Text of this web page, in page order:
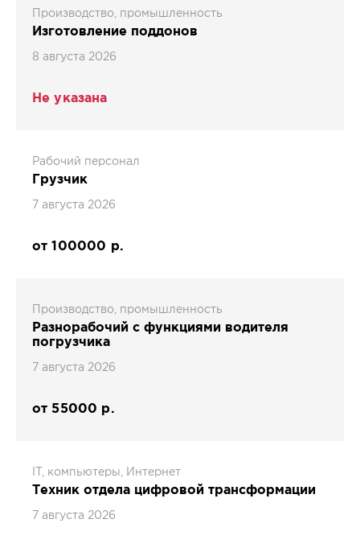
Производство, промышленность
Изготовление поддонов
8 августа 2026
Не указана
Рабочий персонал
Грузчик
7 августа 2026
от 100000 р.
Производство, промышленность
Разнорабочий с функциями водителя
погрузчика
7 августа 2026
от 55000 р.
IT, компьютеры, Интернет
Техник отдела цифровой трансформации
7 августа 2026